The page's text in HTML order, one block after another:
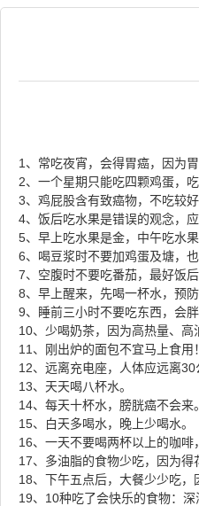
1、常吃夜宵，会得胃癌，因为
2、一个星期只能吃四颗鸡蛋，
3、鸡屁股含有致癌物，不吃较好
4、饭后吃水果是错误的观念，
5、早上吃水果是金，中午吃水
6、喝豆浆时不要加鸡蛋及塘，
7、空腹时不要吃番茄，最好饭后
8、早上醒来，先喝一杯水，预防
9、睡前三小时不要吃东西，会胖
10、少喝奶茶，因为高热量、
11、刚出炉的面包不宜马上食用
12、远离充电座，人体应远离
13、天天喝八杯水。
14、每天十杯水，膀胱癌不会来
15、白天多喝水，晚上少喝水。
16、一天不要喝两杯以上的咖啡
17、多油脂的食物少吃，因为
18、下午五点后，大餐少少吃，
19、10种吃了会快乐的食物：